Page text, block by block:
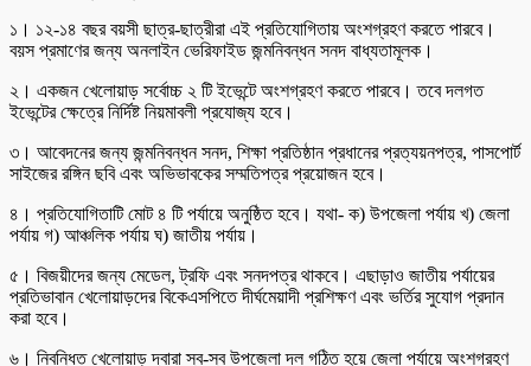
১। ১২-১৪ বছর বয়সী ছাত্র-ছাত্রীরা এই প্রতিযোগিতায় অংশগ্রহণ করতে পারবে।
বয়স প্রমাণের জন্য অনলাইন ভেরিফাইড জন্মনিবন্ধন সনদ বাধ্যতামূলক।
২। একজন খেলোয়াড় সর্বোচ্চ ২ টি ইভেন্টে অংশগ্রহণ করতে পারবে। তবে দলগত
ইভেন্টের ক্ষেত্রে নির্দিষ্ট নিয়মাবলী প্রযোজ্য হবে।
৩। আবেদনের জন্য জন্মনিবন্ধন সনদ, শিক্ষা প্রতিষ্ঠান প্রধানের প্রত্যয়নপত্র, পাসপোর্ট
সাইজের রঙ্গিন ছবি এবং অভিভাবকের সম্মতিপত্র প্রয়োজন হবে।
৪। প্রতিযোগিতাটি মোট ৪ টি পর্যায়ে অনুষ্ঠিত হবে। যথা- ক) উপজেলা পর্যায় খ) জেলা
পর্যায় গ) আঞ্চলিক পর্যায় ঘ) জাতীয় পর্যায়।
৫। বিজয়ীদের জন্য মেডেল, ট্রফি এবং সনদপত্র থাকবে। এছাড়াও জাতীয় পর্যায়ের
প্রতিভাবান খেলোয়াড়দের বিকেএসপিতে দীর্ঘমেয়াদী প্রশিক্ষণ এবং ভর্তির সুযোগ প্রদান
করা হবে।
৬। নিবন্ধিত খেলোয়াড় দ্বারা স্ব-স্ব উপজেলা দল গঠিত হয়ে জেলা পর্যায়ে অংশগ্রহণ